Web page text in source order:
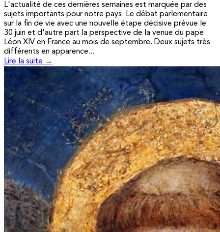
L'actualité de ces dernières semaines est marquée par des
sujets importants pour notre pays. Le débat parlementaire
sur la fin de vie avec une nouvelle étape décisive prévue le
30 juin et d'autre part la perspective de la venue du pape
Léon XIV en France au mois de septembre. Deux sujets très
différents en apparence...
Lire la suite →